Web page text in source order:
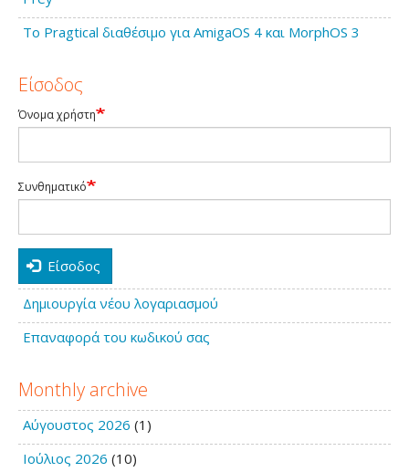
Το Pragtical διαθέσιμο για AmigaOS 4 και MorphOS 3
Είσοδος
Όνομα χρήστη
Συνθηματικό
Είσοδος
Δημιουργία νέου λογαριασμού
Επαναφορά του κωδικού σας
Monthly archive
Αύγουστος 2026 (1)
Ιούλιος 2026 (10)